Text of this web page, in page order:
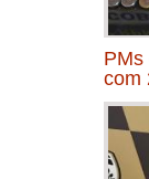
PMs
com